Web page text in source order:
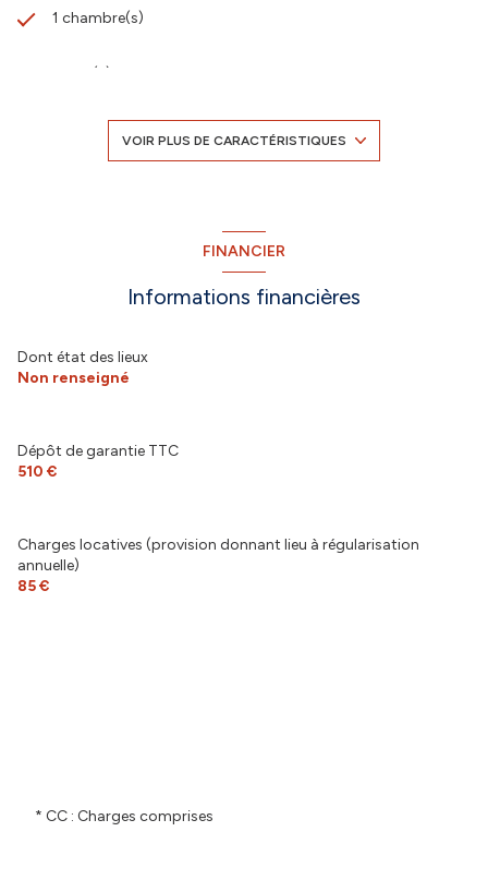
1 chambre(s)
1 salle(s) d'eau
ascenseur
terrasse
accès handicapé
VOIR PLUS DE CARACTÉRISTIQUES
FINANCIER
Informations financières
Dont état des lieux
Non renseigné
Dépôt de garantie TTC
510 €
Charges locatives (provision donnant lieu à régularisation
annuelle)
85 €
* CC : Charges comprises